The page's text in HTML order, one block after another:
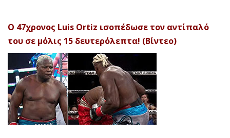
Ο 47χρονος Luis Ortiz ισοπέδωσε τον αντίπαλό
του σε μόλις 15 δευτερόλεπτα! (Βίντεο)